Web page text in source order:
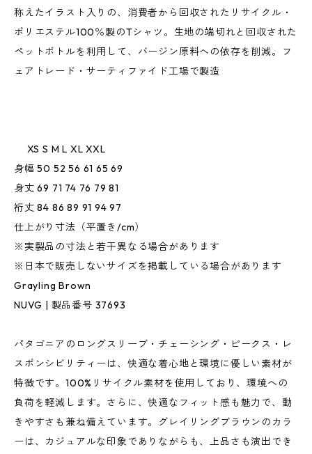
称えたイラスト入りの、消費者から回収されたリサイクル・
ポリエステル100％製のTシャツ。生地の端切れと回収された
ペットボトルを利用して、バージン原料への依存を削減。フ
ェアトレード・サーティファイド工場で製造
XS S M L XL XXL
身幅 50 52 56 61 65 69
身丈 69 71 74 76 79 81
裄丈 84 86 89 91 94 97
仕上がり寸法（平置き/cm）
※実製品の寸法と若干異なる場合があります
※日本で販売しないサイズを掲載している場合があります
Grayling Brown
NUVG | 製品番号 37693
パタゴニアのロングスリーブ・チェーシング・ピークス・レ
スポンシビリティーは、快適な着心地と環境に優しい素材が
特徴です。100%リサイクル素材を使用しており、環境への
負荷を軽減します。さらに、快適なフィット感も魅力で、動
きやすさも兼ね備えています。グレイリングブラウンのカラ
ーは、カジュアルな印象でありながらも、上品さも演出でき